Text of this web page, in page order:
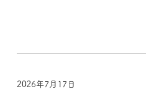
2026年7月17日